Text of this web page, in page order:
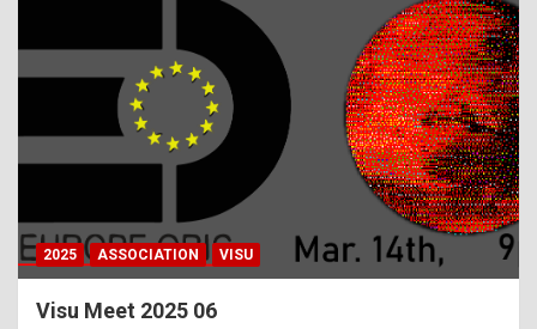
h
a
2025 ASSOCIATION VISU
Visu Meet 2025 06